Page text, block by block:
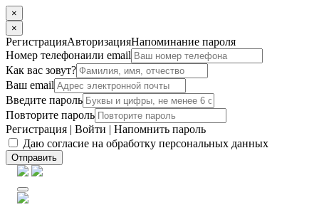
×
×
РегистрацияАвторизацияНапоминание пароля
Номер телефонаили email
Как вас зовут?
Ваш email
Введите пароль
Повторите пароль
Регистрация | Войти | Напомнить пароль
Даю согласие на обработку персональных данных
Отправить